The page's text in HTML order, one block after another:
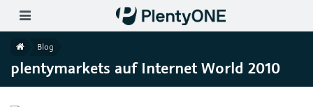
wählen (DE)
HomeBlog
plentymarkets auf Internet World 2010